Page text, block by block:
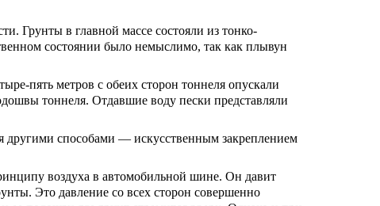
Грунты в главной массе состояли из тонко-
состоянии было немыслимо, так как плывун
пять метров с обеих сторон тоннеля опускали
тоннеля. Отдавшие воду пески представляли
другими способами — искусственным закреплением
воздуха в автомобильной шине. Он давит
Это давление со всех сторон совершенно